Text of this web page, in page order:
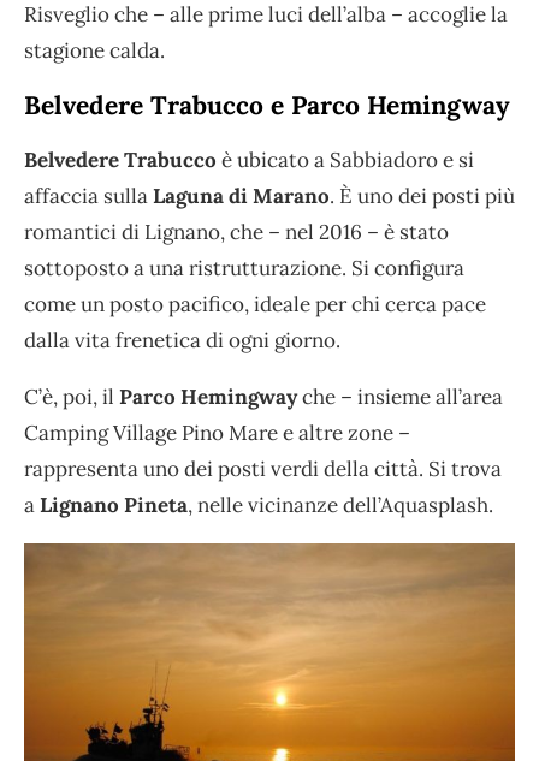
Risveglio che – alle prime luci dell’alba – accoglie la
stagione calda.
Belvedere Trabucco e Parco Hemingway
Belvedere Trabucco è ubicato a Sabbiadoro e si
affaccia sullaLaguna di Marano. È uno dei posti più
romantici di Lignano, che – nel 2016 – è stato
sottoposto a una ristrutturazione. Si configura
come un posto pacifico, ideale per chi cerca pace
dalla vita frenetica di ogni giorno.
C’è, poi, il Parco Hemingwayche – insieme all’area
Camping Village Pino Mare e altre zone –
rappresenta uno dei posti verdi della città. Si trova
aLignano Pineta, nelle vicinanze dell’Aquasplash.